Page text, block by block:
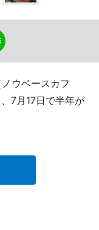
ウベースカフ
7月17日で半年が